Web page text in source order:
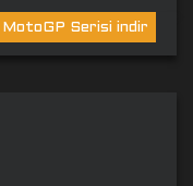
MotoGP Serisi indir